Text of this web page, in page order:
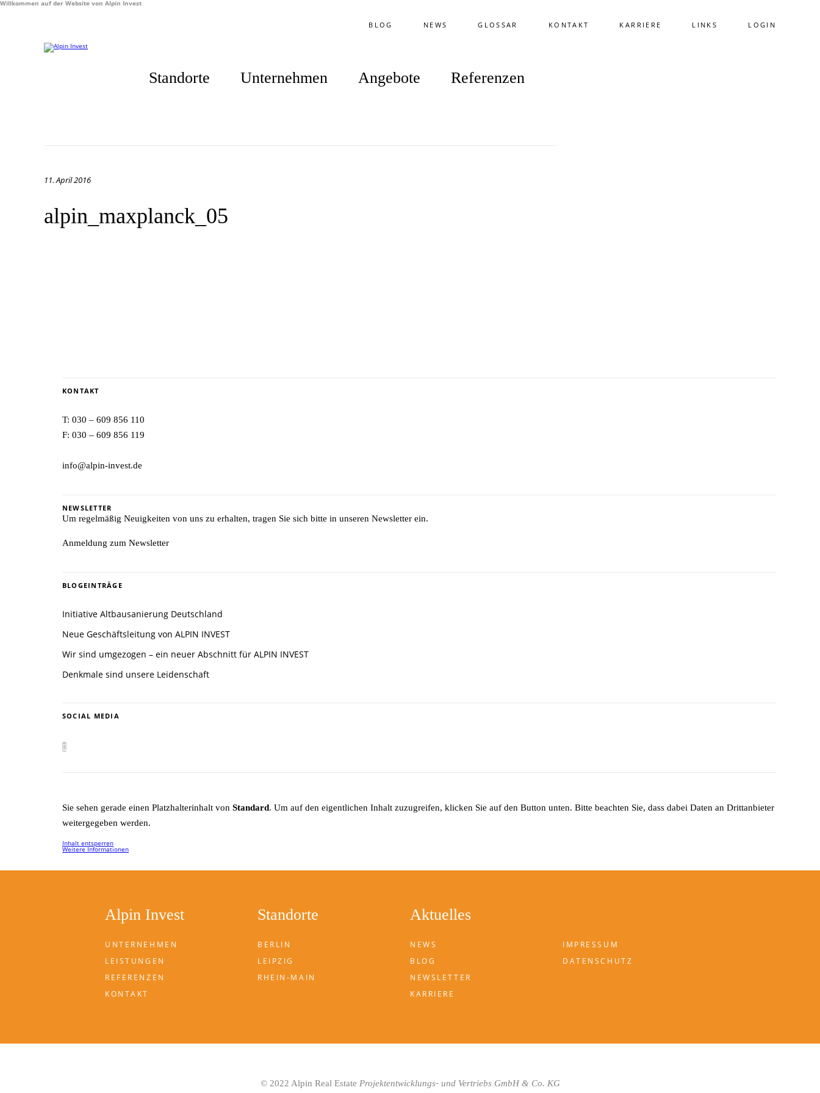
Willkommen auf der Website von Alpin Invest
BLOG NEWS GLOSSAR KONTAKT KARRIERE LINKS LOGIN
Standorte Unternehmen Angebote Referenzen
11. April 2016
alpin_maxplanck_05
KONTAKT
T: 030 – 609 856 110
F: 030 – 609 856 119
info@alpin-invest.de
NEWSLETTER
Um regelmäßig Neuigkeiten von uns zu erhalten, tragen Sie sich bitte in unseren Newsletter ein.
Anmeldung zum Newsletter
BLOGEINTRÄGE
Initiative Altbausanierung Deutschland
Neue Geschäftsleitung von ALPIN INVEST
Wir sind umgezogen – ein neuer Abschnitt für ALPIN INVEST
Denkmale sind unsere Leidenschaft
SOCIAL MEDIA
Sie sehen gerade einen Platzhalterinhalt von Standard. Um auf den eigentlichen Inhalt zuzugreifen, klicken Sie auf den Button unten. Bitte beachten Sie, dass dabei Daten an Drittanbieter
weitergegeben werden.
Inhalt entsperren
Weitere Informationen
Alpin Invest
UNTERNEHMEN
LEISTUNGEN
REFERENZEN
KONTAKT
Standorte
BERLIN
LEIPZIG
RHEIN-MAIN
Aktuelles
NEWS
BLOG
NEWSLETTER
KARRIERE
IMPRESSUM
DATENSCHUTZ
© 2022 Alpin Real Estate Projektentwicklungs- und Vertriebs GmbH & Co. KG